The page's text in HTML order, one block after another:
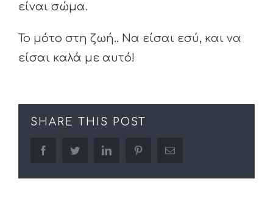
είναι σώμα.
Το μότο στη ζωή.. Να είσαι εσύ, και να
είσαι καλά με αυτό!
SHARE THIS POST
facebooktwitter linkedin pinterestEmail